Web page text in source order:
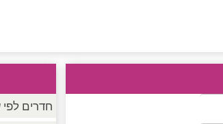
חדרים